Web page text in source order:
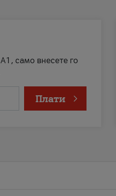
само внесете го
Плати